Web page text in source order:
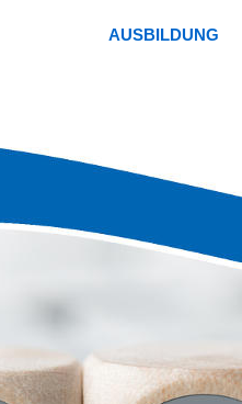
AUSBILDUNG